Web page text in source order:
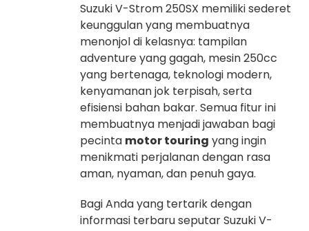
Suzuki V-Strom 250SX memiliki sederet
keunggulan yang membuatnya
menonjol di kelasnya: tampilan
adventure yang gagah, mesin 250cc
yang bertenaga, teknologi modern,
kenyamanan jok terpisah, serta
efisiensi bahan bakar. Semua fitur ini
membuatnya menjadi jawaban bagi
pecinta motor touring yang ingin
menikmati perjalanan dengan rasa
aman, nyaman, dan penuh gaya.
Bagi Anda yang tertarik dengan
informasi terbaru seputar Suzuki V-